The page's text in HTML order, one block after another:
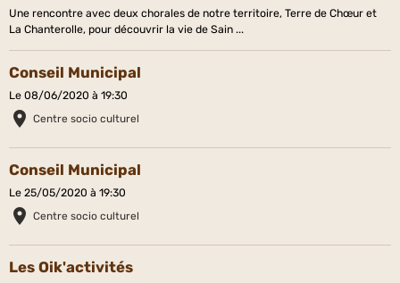
Une rencontre avec deux chorales de notre territoire, Terre de Chœur et
La Chanterolle, pour découvrir la vie de Sain ...
Conseil Municipal
Le 08/06/2020 à 19:30
Centre socio culturel
Conseil Municipal
Le 25/05/2020 à 19:30
Centre socio culturel
Les Oik'activités